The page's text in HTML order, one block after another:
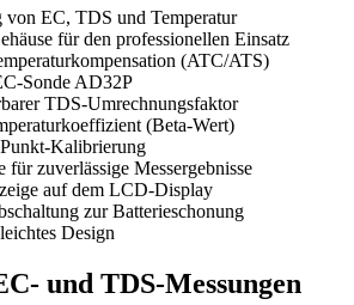
von EC, TDS und Temperatur
für den professionellen Einsatz
(ATC/ATS)
Sonde AD32P
TDS-Umrechnungsfaktor
(Beta-Wert)
Kalibrierung
für zuverlässige Messergebnisse
auf dem LCD-Display
zur Batterieschonung
Design
und TDS-Messungen